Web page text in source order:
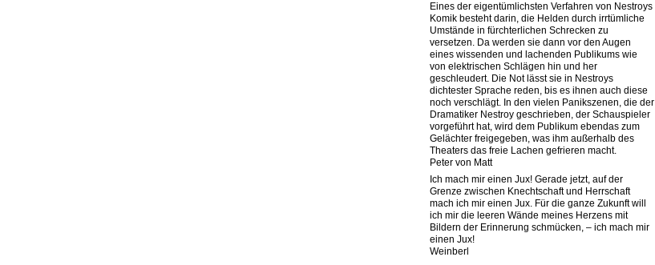
Eines der eigentümlichsten Verfahren von Nestroys
Komik besteht darin, die Helden durch irrtümliche
Umstände in fürchterlichen Schrecken zu
versetzen. Da werden sie dann vor den Augen
eines wissenden und lachenden Publikums wie
von elektrischen Schlägen hin und her
geschleudert. Die Not lässt sie in Nestroys
dichtester Sprache reden, bis es ihnen auch diese
noch verschlägt. In den vielen Panikszenen, die der
Dramatiker Nestroy geschrieben, der Schauspieler
vorgeführt hat, wird dem Publikum ebendas zum
Gelächter freigegeben, was ihm außerhalb des
Theaters das freie Lachen gefrieren macht.
Peter von Matt
Ich mach mir einen Jux! Gerade jetzt, auf der
Grenze zwischen Knechtschaft und Herrschaft
mach ich mir einen Jux. Für die ganze Zukunft will
ich mir die leeren Wände meines Herzens mit
Bildern der Erinnerung schmücken, – ich mach mir
einen Jux!
Weinberl